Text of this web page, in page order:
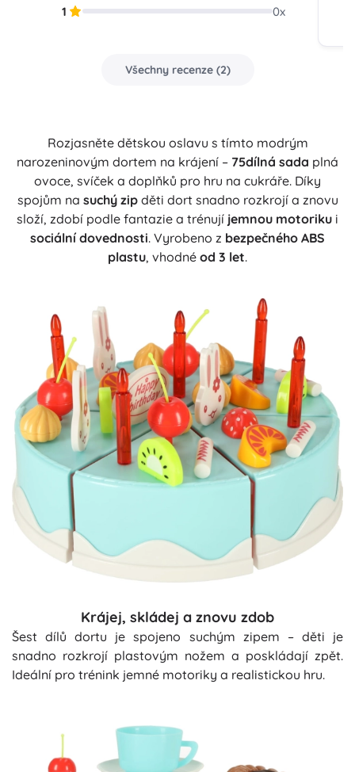
1
0x
Všechny recenze(2)
Rozjasněte dětskou oslavu s tímto modrým
narozeninovým dortem na krájení – 75dílná sada plná
ovoce, svíček a doplňků pro hru na cukráře. Díky
spojům na suchý zipděti dort snadno rozkrojí a znovu
složí, zdobí podle fantazie a trénují jemnou motoriku i
sociální dovednosti. Vyrobeno z bezpečného ABS
plastu, vhodné od 3 let.
Krájej, skládej a znovu zdob
Šest dílů dortu je spojeno suchým zipem – děti je
snadno rozkrojí plastovým nožem a poskládají zpět.
Ideální pro trénink jemné motoriky a realistickou hru.